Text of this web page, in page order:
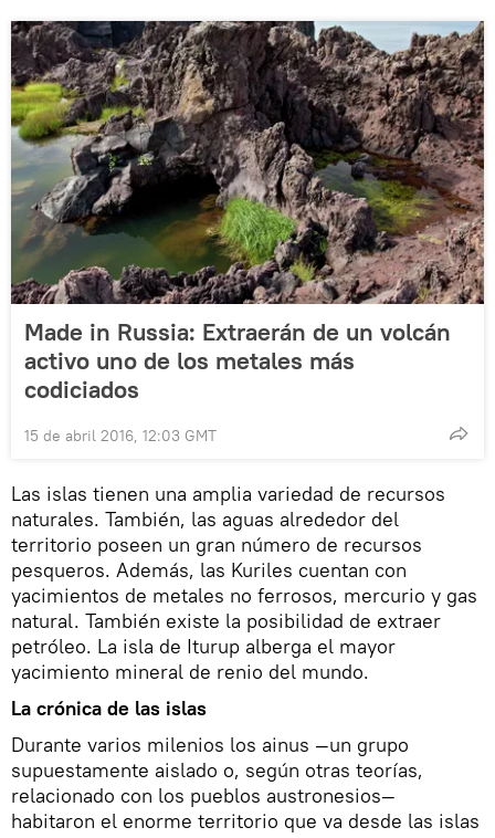
Made in Russia: Extraerán de un volcán
activo uno de los metales más
codiciados
15 de abril 2016, 12:03 GMT
Las islas tienen una amplia variedad de recursos
naturales. También, las aguas alrededor del
territorio poseen un gran número de recursos
pesqueros. Además, las Kuriles cuentan con
yacimientos de metales no ferrosos, mercurio y gas
natural. También existe la posibilidad de extraer
petróleo. La isla de Iturup alberga el mayor
yacimiento mineral de renio del mundo.
La crónica de las islas
Durante varios milenios los ainus —un grupo
supuestamente aislado o, según otras teorías,
relacionado con los pueblos austronesios—
habitaron el enorme territorio que va desde las islas